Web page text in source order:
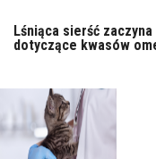
Lśniąca sierść
dotyczące kwasów